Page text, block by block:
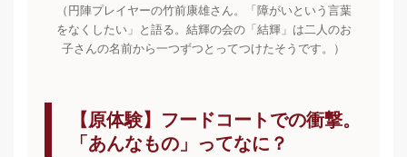
（円陣プレイヤーの竹前康雄さん。「障がいという言葉
をなくしたい」と語る。結輝の会の「結輝」は二人のお
子さんの名前から一つずつとってつけたそうです。）
【原体験】フードコートでの衝撃。
「あんなもの」ってなに？